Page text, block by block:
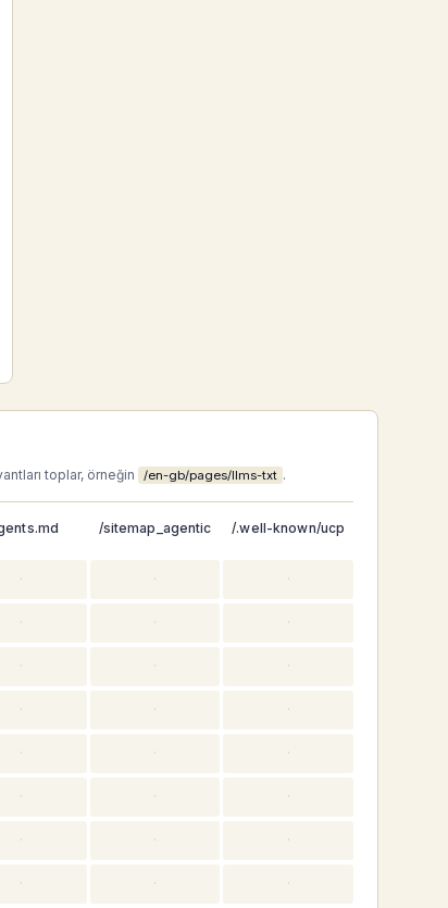
toplar, örneğin /en-gb/pages/llms-txt .
/sitemap_agentic /.well-known/ucp
· · ·
· · ·
· · ·
· · ·
· · ·
· · ·
· · ·
· · ·